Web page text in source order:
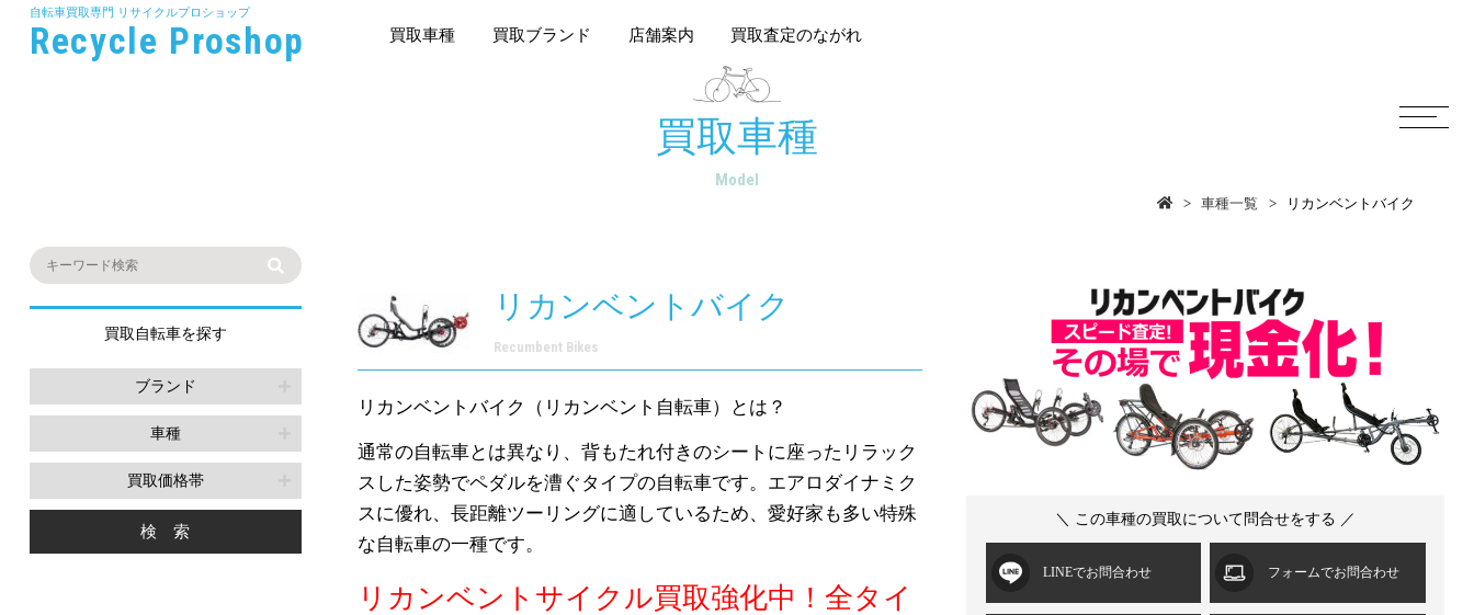
自転車買取専門 リサイクルプロショップ
Recycle Proshop 買取車種 買取ブランド 店舗案内 買取査定のながれ
買取車種
Model
車種一覧 リカンベントバイク
リカンベントバイク
Recumbent Bikes
リカンベントバイク（リカンベント自転車）とは？
通常の自転車とは異なり、背もたれ付きのシートに座ったリラック
スした姿勢でペダルを漕ぐタイプの自転車です。エアロダイナミク
スに優れ、長距離ツーリングに適しているため、愛好家も多い特殊
な自転車の一種です。
リカンベントサイクル買取強化中！全タイ
＼ この車種の買取について問合せをする ／
LINEでお問合わせ フォームでお問合わせ
買取自転車を探す
ブランド
車種
買取価格帯